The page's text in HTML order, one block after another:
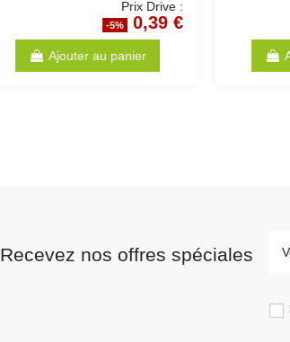
Prix Drive :
-5% 0,39 €
Ajouter au panier
Recevez nos offres spéciales